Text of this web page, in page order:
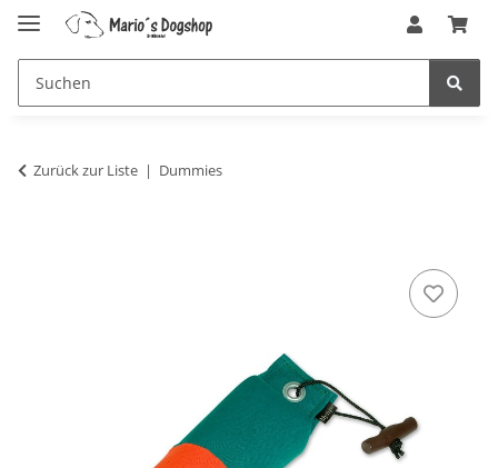
Zurück zur Liste Dummies